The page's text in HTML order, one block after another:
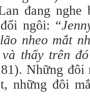
đang nghe
ngôi: “
nheo mắt
và thấy trên
Những đôi
những đôi